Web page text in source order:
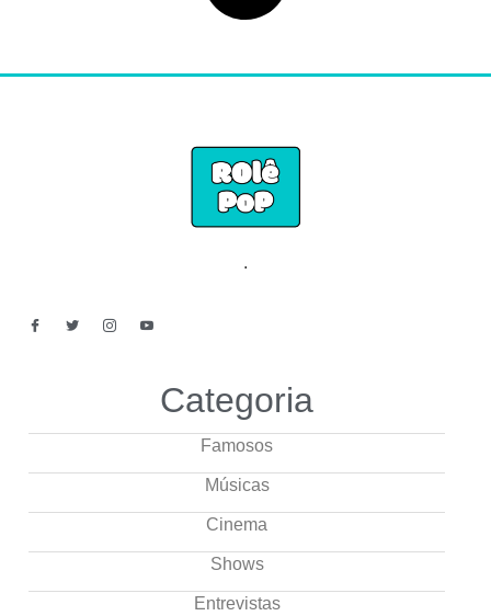
.
Categoria
Famosos
Músicas
Cinema
Shows
Entrevistas